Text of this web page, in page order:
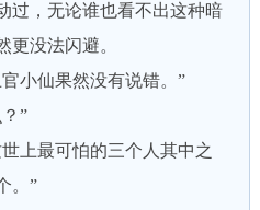
，无论谁也看不出这种暗
更没法闪避。
小仙果然没有说错。”
”
最可怕的三个人其中之
。”